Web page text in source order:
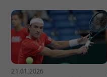
21.01.2026